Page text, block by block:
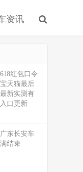
资讯
红包口令
天猫最后
新实测有
口更新
东长安车
结束